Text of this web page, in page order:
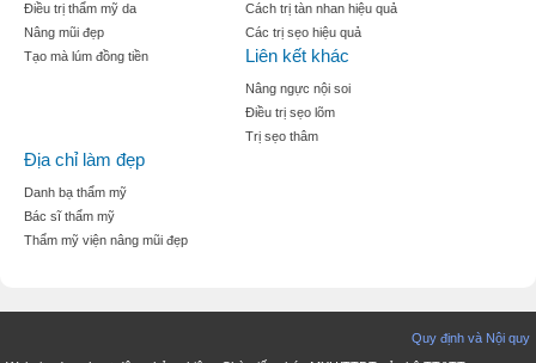
Điều trị thẩm mỹ da
Nâng mũi đẹp
Tạo mà lúm đồng tiền
Cách trị tàn nhan hiệu quả
Các trị sẹo hiệu quả
Liên kết khác
Nâng ngực nội soi
Điều trị sẹo lõm
Trị sẹo thâm
Địa chỉ làm đẹp
Danh bạ thẩm mỹ
Bác sĩ thẩm mỹ
Thẩm mỹ viện nâng mũi đẹp
Quy định và Nội quy